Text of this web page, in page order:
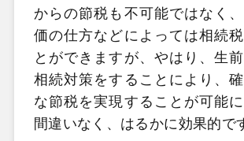
からの節税も不可能ではなく
価の仕方などによっては相続
とができますが、やはり、生
相続対策をすることにより、
な節税を実現することが可能
間違いなく、はるかに効果的で